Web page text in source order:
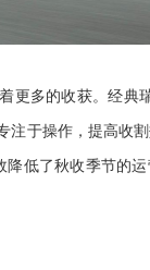
更多的收获。经典
注于操作，提高收
低了秋收季节的